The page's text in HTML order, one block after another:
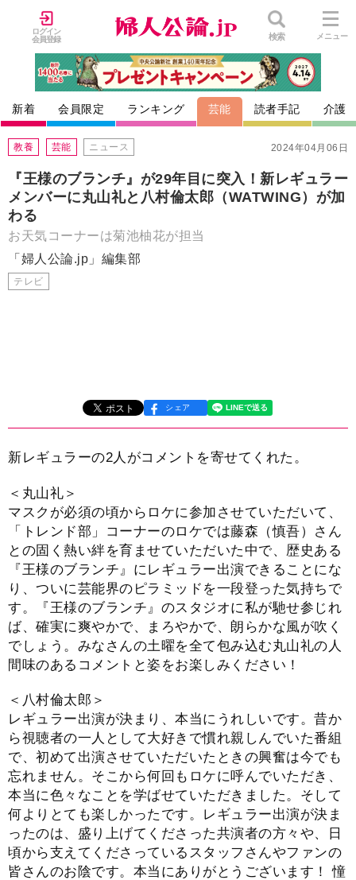
ログイン
会員登録
検索 メニュー
新着 会員限定 ランキング 芸能 読者手記 介護
2024年04月06日
教養 芸能 ニュース
『王様のブランチ』が29年目に突入！新レギュラー
メンバーに丸山礼と八村倫太郎（WATWING）が加
わる
お天気コーナーは菊池柚花が担当
「婦人公論.jp」編集部
テレビ
シェア
新レギュラーの2人がコメントを寄せてくれた。
＜丸山礼＞
マスクが必須の頃からロケに参加させていただいて、
「トレンド部」コーナーのロケでは藤森（慎吾）さん
との固く熱い絆を育ませていただいた中で、歴史ある
『王様のブランチ』にレギュラー出演できることにな
り、ついに芸能界のピラミッドを一段登った気持ちで
す。『王様のブランチ』のスタジオに私が馳せ参じれ
ば、確実に爽やかで、まろやかで、朗らかな風が吹く
でしょう。みなさんの土曜を全て包み込む丸山礼の人
間味のあるコメントと姿をお楽しみください！
＜八村倫太郎＞
レギュラー出演が決まり、本当にうれしいです。昔か
ら視聴者の一人として大好きで慣れ親しんでいた番組
で、初めて出演させていただいたときの興奮は今でも
忘れません。そこから何回もロケに呼んでいただき、
本当に色々なことを学ばせていただきました。そして
何よりとても楽しかったです。レギュラー出演が決ま
ったのは、盛り上げてくださった共演者の方々や、日
頃から支えてくださっているスタッフさんやファンの
皆さんのお陰です。本当にありがとうございます！ 憧